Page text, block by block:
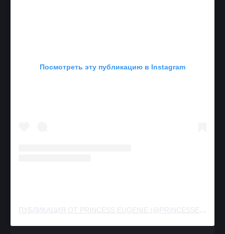
Посмотреть эту публикацию в Instagram
ПУБЛИКАЦИЯ ОТ PRINCESS EUGENIE (@PRINCESSEUGENIE)